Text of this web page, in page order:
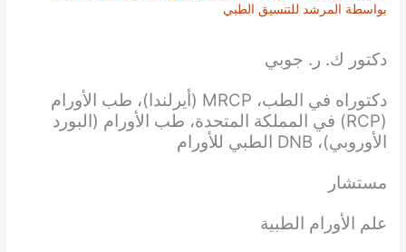
بواسطة المرشد للتنسيق الطبي
دكتور ك. ر. جوبي
دكتوراه في الطب، MRCP (أيرلندا)، طب الأورام
(RCP) في المملكة المتحدة، طب الأورام (البورد
الأوروبي)، DNB الطبي للأورام
مستشار
علم الأورام الطبية